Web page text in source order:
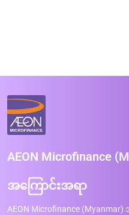
AEON Microfinance
အကြောင်းအရာ
AEON Microfinance (Myanmar)